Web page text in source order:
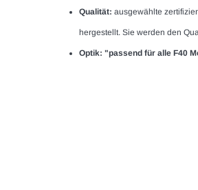
Qualität: ausgewählte
hergestellt. Sie werden den
Optik: "passend für alle F40